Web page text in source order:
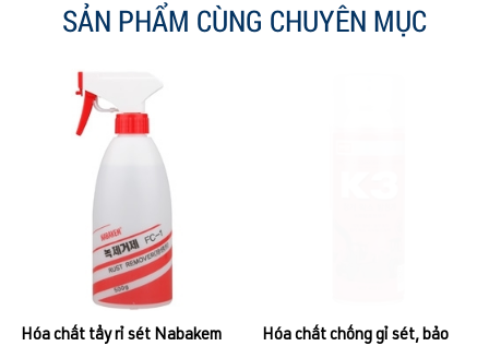
SẢN PHẨM CÙNG CHUYÊN MỤC
Hóa chất tẩy rỉ sét Nabakem
Hóa chất chống gỉ sét, bảo